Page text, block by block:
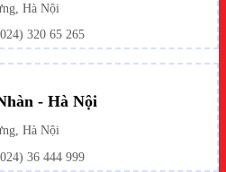
Hà Nội
320 65 265
- Hà Nội
Hà Nội
36 444 999